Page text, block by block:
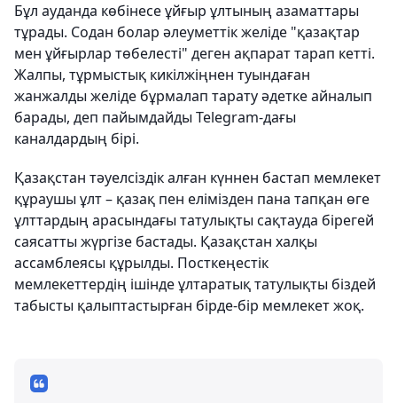
Бұл ауданда көбінесе ұйғыр ұлтының азаматтары
тұрады. Содан болар әлеуметтік желіде "қазақтар
мен ұйғырлар төбелесті" деген ақпарат тарап кетті.
Жалпы, тұрмыстық кикілжіңнен туындаған
жанжалды желіде бұрмалап тарату әдетке айналып
барады, деп пайымдайды Telegram-дағы
каналдардың бірі.
Қазақстан тәуелсіздік алған күннен бастап мемлекет
құраушы ұлт – қазақ пен елімізден пана тапқан өге
ұлттардың арасындағы татулықты сақтауда бірегей
саясатты жүргізе бастады. Қазақстан халқы
ассамблеясы құрылды. Посткеңестік
мемлекеттердің ішінде ұлтаратық татулықты біздей
табысты қалыптастырған бірде-бір мемлекет жоқ.